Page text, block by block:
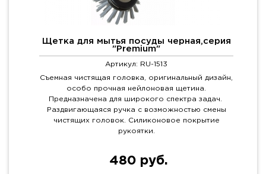
Щетка для мытья посуды черная,серия
"Premium"
Артикул: RU-1513
Съемная чистящая головка, оригинальный дизайн,
особо прочная нейлоновая щетина.
Предназначена для широкого спектра задач.
Раздвигающаяся ручка с возможностью смены
чистящих головок. Силиконовое покрытие
рукоятки.
480 руб.